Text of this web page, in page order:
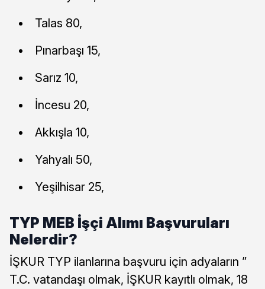
Talas 80,
Pınarbaşı 15,
Sarız 10,
İncesu 20,
Akkışla 10,
Yahyalı 50,
Yeşilhisar 25,
TYP MEB İşçi Alımı Başvuruları
Nelerdir?
İŞKUR TYP ilanlarına başvuru için adyaların ”
T.C. vatandaşı olmak, İŞKUR kayıtlı olmak, 18